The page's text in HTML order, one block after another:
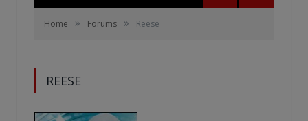
Home » Forums » Reese
REESE